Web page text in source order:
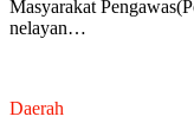
Masyarakat
nelayan…
Daerah